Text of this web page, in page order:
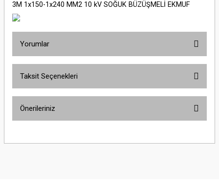
3M 1x150-1x240 MM2 10 kV SOĞUK BÜZÜŞMELİ EKMUF
Yorumlar
Taksit Seçenekleri
Önerileriniz
yetersiz gördüğünüz noktaları öneri formunu kullanarak tarafımıza